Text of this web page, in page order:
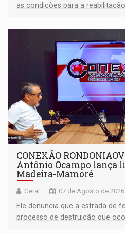
as condições para a
CONEXÃO
Antônio Ocampo lança
Madeira-Mamoré
Geral 07 de Agosto de
Ele denuncia que a estrada de
processo de destruição que